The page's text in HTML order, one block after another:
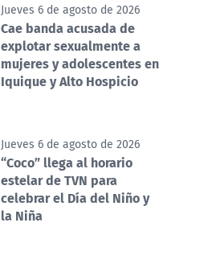
Jueves 6 de agosto de 2026
Cae banda acusada de
explotar sexualmente a
mujeres y adolescentes en
Iquique y Alto Hospicio
Jueves 6 de agosto de 2026
“Coco” llega al horario
estelar de TVN para
celebrar el Día del Niño y
la Niña